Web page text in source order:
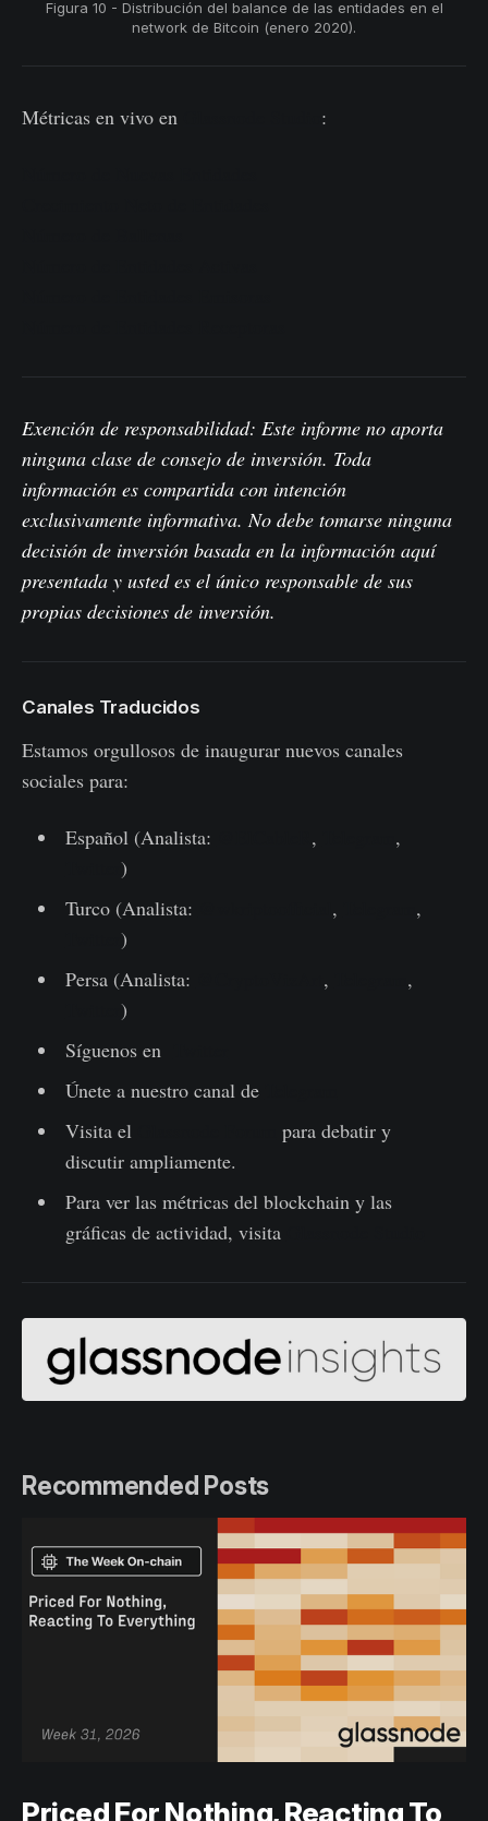
Figura 10 - Distribución del balance de las entidades en el
network de Bitcoin (enero 2020).
Métricas en vivo en :
Exención de responsabilidad: Este informe no aporta
ninguna clase de consejo de inversión. Toda
información es compartida con intención
exclusivamente informativa. No debe tomarse ninguna
decisión de inversión basada en la información aquí
presentada y usted es el único responsable de sus
propias decisiones de inversión.
Canales Traducidos
Estamos orgullosos de inaugurar nuevos canales
sociales para:
Español (Analista: ,
,
)
Turco (Analista:
,
,
)
Persa (Analista:
,
,
)
Síguenos en
Únete a nuestro canal de
Visita el
para debatir y
discutir ampliamente.
Para ver las métricas del blockchain y las
gráficas de actividad, visita
Recommended Posts
Priced For Nothing, Reacting To